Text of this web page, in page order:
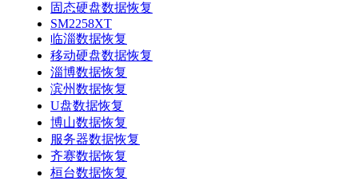
固态硬盘数据恢复
SM2258XT
临淄数据恢复
移动硬盘数据恢复
淄博数据恢复
滨州数据恢复
U盘数据恢复
博山数据恢复
服务器数据恢复
齐赛数据恢复
桓台数据恢复